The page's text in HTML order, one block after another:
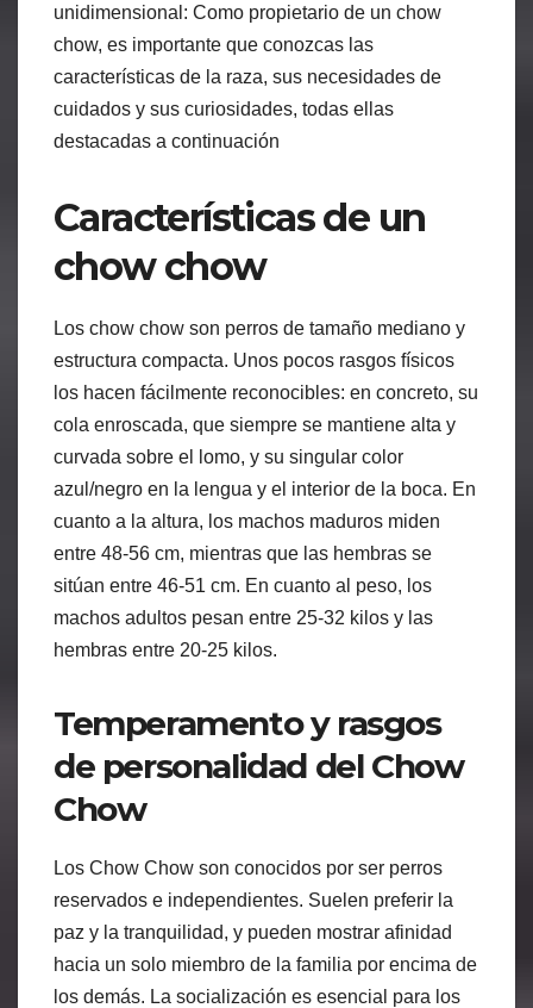
unidimensional: Como propietario de un chow
chow, es importante que conozcas las
características de la raza, sus necesidades de
cuidados y sus curiosidades, todas ellas
destacadas a continuación
Características de un
chow chow
Los chow chow son perros de tamaño mediano y
estructura compacta. Unos pocos rasgos físicos
los hacen fácilmente reconocibles: en concreto, su
cola enroscada, que siempre se mantiene alta y
curvada sobre el lomo, y su singular color
azul/negro en la lengua y el interior de la boca. En
cuanto a la altura, los machos maduros miden
entre 48-56 cm, mientras que las hembras se
sitúan entre 46-51 cm. En cuanto al peso, los
machos adultos pesan entre 25-32 kilos y las
hembras entre 20-25 kilos.
Temperamento y rasgos
de personalidad del Chow
Chow
Los Chow Chow son conocidos por ser perros
reservados e independientes. Suelen preferir la
paz y la tranquilidad, y pueden mostrar afinidad
hacia un solo miembro de la familia por encima de
los demás. La socialización es esencial para los